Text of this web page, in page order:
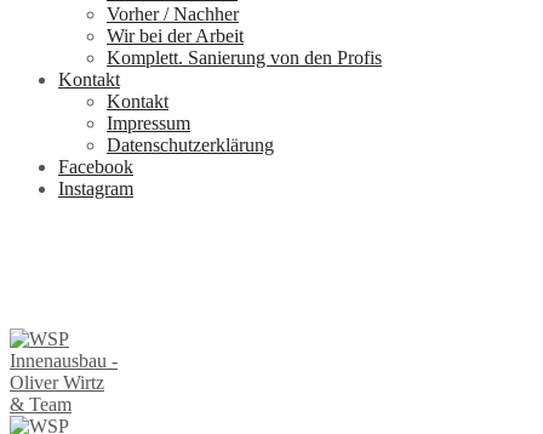
Vorher / Nachher
Wir bei der Arbeit
Komplett. Sanierung von den Profis
Kontakt
Kontakt
Impressum
Datenschutzerklärung
Facebook
Instagram